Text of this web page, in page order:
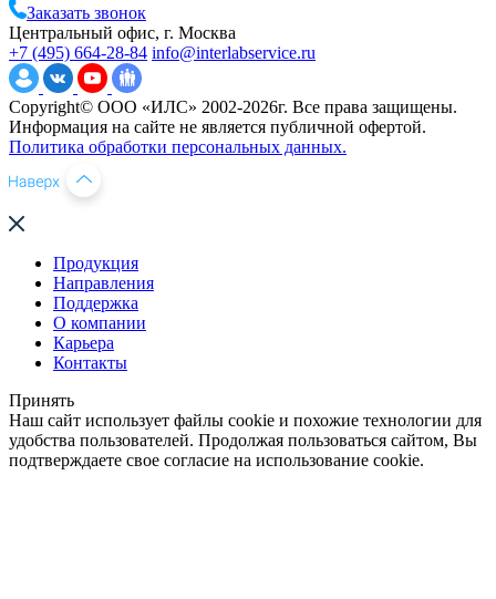
Заказать звонок
Центральный офис, г. Москва
+7 (495) 664-28-84 info@interlabservice.ru
Copyright© ООО «ИЛС» 2002-2026г. Все права защищены.
Информация на сайте не является публичной офертой.
Политика обработки персональных данных.
Продукция
Направления
Поддержка
О компании
Карьера
Контакты
Принять
Наш сайт использует файлы cookie и похожие технологии для
удобства пользователей. Продолжая пользоваться сайтом, Вы
подтверждаете свое согласие на использование cookie.